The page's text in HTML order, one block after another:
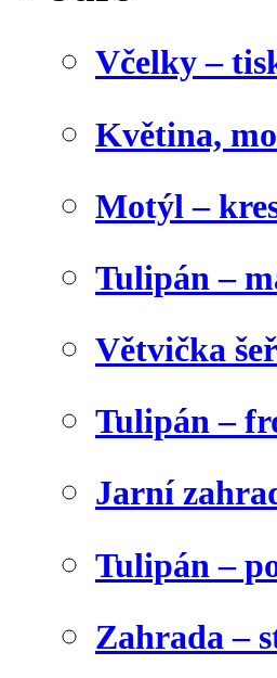
Včelky –
Květina,
Motýl –
Tulipán –
Větvička
Tulipán –
Jarní
Tulipán –
Zahrada –